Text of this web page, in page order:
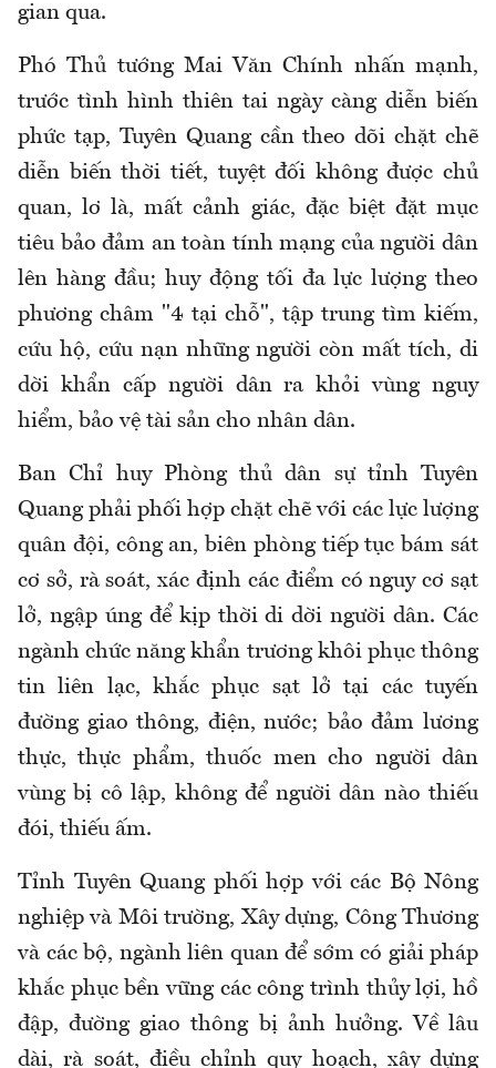
gian qua.
Phó Thủ tướng Mai Văn Chính nhấn mạnh,
trước tình hình thiên tai ngày càng diễn biến
phức tạp, Tuyên Quang cần theo dõi chặt chẽ
diễn biến thời tiết, tuyệt đối không được chủ
quan, lơ là, mất cảnh giác, đặc biệt đặt mục
tiêu bảo đảm an toàn tính mạng của người dân
lên hàng đầu; huy động tối đa lực lượng theo
phương châm "4 tại chỗ", tập trung tìm kiếm,
cứu hộ, cứu nạn những người còn mất tích, di
dời khẩn cấp người dân ra khỏi vùng nguy
hiểm, bảo vệ tài sản cho nhân dân.
Ban Chỉ huy Phòng thủ dân sự tỉnh Tuyên
Quang phải phối hợp chặt chẽ với các lực lượng
quân đội, công an, biên phòng tiếp tục bám sát
cơ sở, rà soát, xác định các điểm có nguy cơ sạt
lở, ngập úng để kịp thời di dời người dân. Các
ngành chức năng khẩn trương khôi phục thông
tin liên lạc, khắc phục sạt lở tại các tuyến
đường giao thông, điện, nước; bảo đảm lương
thực, thực phẩm, thuốc men cho người dân
vùng bị cô lập, không để người dân nào thiếu
đói, thiếu ấm.
Tỉnh Tuyên Quang phối hợp với các Bộ Nông
nghiệp và Môi trường, Xây dựng, Công Thương
và các bộ, ngành liên quan để sớm có giải pháp
khắc phục bền vững các công trình thủy lợi, hồ
đập, đường giao thông bị ảnh hưởng. Về lâu
dài, rà soát, điều chỉnh quy hoạch, xây dựng